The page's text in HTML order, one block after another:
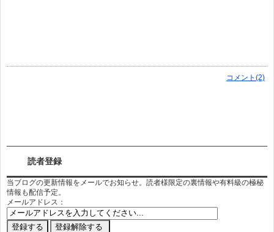
コメント(2)
読者登録
当ブログの更新情報をメールでお知らせ。読者様限定の裏情報や有料級の極秘
情報も配信予定。
メールアドレス：